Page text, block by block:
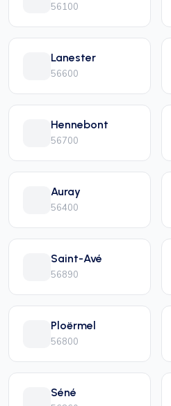
56100
Lanester
56600
Hennebont
56700
Auray
56400
Saint-Avé
56890
Ploërmel
56800
Séné